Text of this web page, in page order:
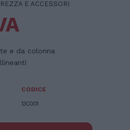
E ACCESSORI
e da colonna
CODICE
13C001